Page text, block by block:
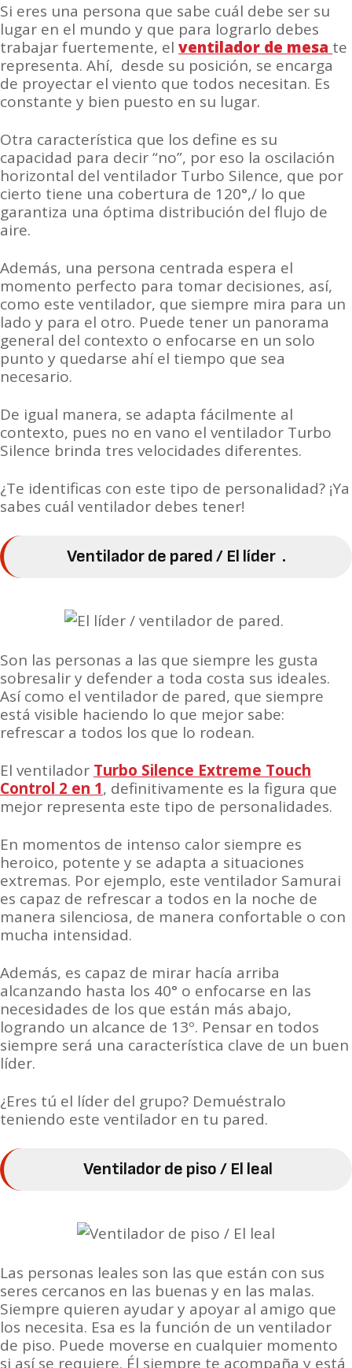
Si eres una persona que sabe cuál debe ser su
lugar en el mundo y que para lograrlo debes
trabajar fuertemente, el ventilador de mesa te
representa. Ahí, desde su posición, se encarga
de proyectar el viento que todos necesitan. Es
constante y bien puesto en su lugar.
Otra característica que los define es su
capacidad para decir “no”, por eso la oscilación
horizontal del ventilador Turbo Silence, que por
cierto tiene una cobertura de 120°,/ lo que
garantiza una óptima distribución del flujo de
aire.
Además, una persona centrada espera el
momento perfecto para tomar decisiones, así,
como este ventilador, que siempre mira para un
lado y para el otro. Puede tener un panorama
general del contexto o enfocarse en un solo
punto y quedarse ahí el tiempo que sea
necesario.
De igual manera, se adapta fácilmente al
contexto, pues no en vano el ventilador Turbo
Silence brinda tres velocidades diferentes.
¿Te identificas con este tipo de personalidad? ¡Ya
sabes cuál ventilador debes tener!
Ventilador de pared / El líder .
Son las personas a las que siempre les gusta
sobresalir y defender a toda costa sus ideales.
Así como el ventilador de pared, que siempre
está visible haciendo lo que mejor sabe:
refrescar a todos los que lo rodean.
El ventilador Turbo Silence Extreme Touch
Control 2 en 1, definitivamente es la figura que
mejor representa este tipo de personalidades.
En momentos de intenso calor siempre es
heroico, potente y se adapta a situaciones
extremas. Por ejemplo, este ventilador Samurai
es capaz de refrescar a todos en la noche de
manera silenciosa, de manera confortable o con
mucha intensidad.
Además, es capaz de mirar hacía arriba
alcanzando hasta los 40° o enfocarse en las
necesidades de los que están más abajo,
logrando un alcance de 13º. Pensar en todos
siempre será una característica clave de un buen
líder.
¿Eres tú el líder del grupo? Demuéstralo
teniendo este ventilador en tu pared.
Ventilador de piso / El leal
Las personas leales son las que están con sus
seres cercanos en las buenas y en las malas.
Siempre quieren ayudar y apoyar al amigo que
los necesita. Esa es la función de un ventilador
de piso. Puede moverse en cualquier momento
si así se requiere. Él siempre te acompaña y está